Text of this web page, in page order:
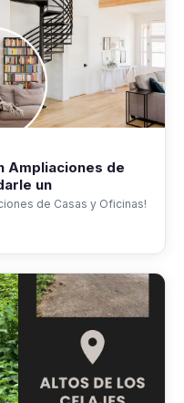
Ampliaciones de
un
de Casas y Oficinas!